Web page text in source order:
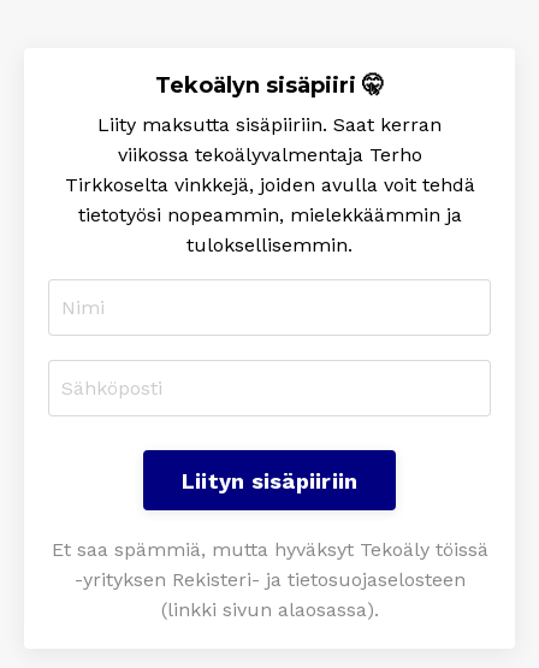
Tekoälyn sisäpiiri 🤫
Liity maksutta sisäpiiriin. Saat kerran
viikossa tekoälyvalmentaja Terho
Tirkkoselta vinkkejä, joiden avulla voit tehdä
tietotyösi nopeammin, mielekkäämmin ja
tuloksellisemmin.
Liityn sisäpiiriin
Et saa spämmiä, mutta hyväksyt Tekoäly töissä
-yrityksen Rekisteri- ja tietosuojaselosteen
(linkki sivun alaosassa).